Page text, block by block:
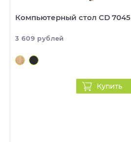
Компьютерный стол CD 7045
3 609 рублей
Купить